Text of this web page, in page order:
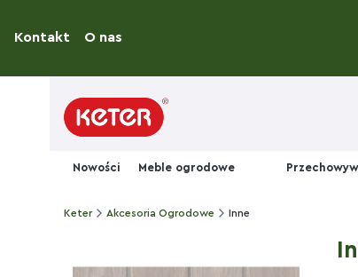
Kontakt O nas
Nowości Meble ogrodowe
Keter Akcesoria Ogrodowe Inne